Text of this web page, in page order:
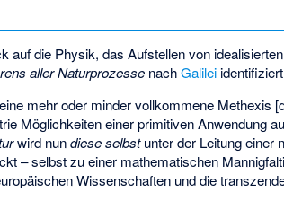
auf die Physik, das Aufstellen von
aller Naturprozesse nachGalilei
mehr oder minder vollkommene Methexis
Möglichkeiten einer primitiven Anwendung
wird nundiese selbstunter der Leitung einer
– selbst zu einer mathematischen
Wissenschaften und die